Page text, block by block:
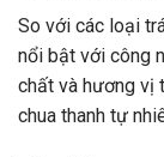
So với các loại
nổi bật với công
chất và hương vị
chua thanh tự